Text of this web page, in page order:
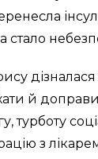
стало
й
турботу
з лікарем